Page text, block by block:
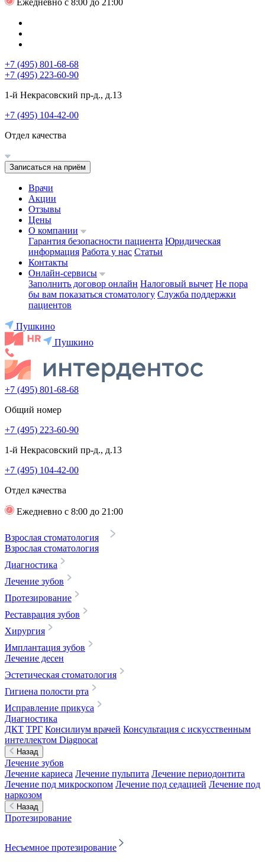
Ежедневно с 8:00 до 21:00
+7 (495) 801-68-68
+7 (495) 223-60-90
1-й Некрасовский пр-д., д.13
+7 (495) 104-42-00
Отдел качества
Записаться на приём
Врачи
Акции
Отзывы
Цены
О компании
Гарантия безопасности пациента Юридическая
информация Работа у нас Статьи
Контакты
Онлайн-сервисы
Заполнить договор онлайн Налоговый вычет Не пора
бы вам показаться стоматологу Служба поддержки
пациентов
Пушкино
Пушкино
+7 (495) 801-68-68
Общий номер
+7 (495) 223-60-90
1-й Некрасовский пр-д., д.13
+7 (495) 104-42-00
Отдел качества
Ежедневно с 8:00 до 21:00
Взрослая стоматология
Взрослая стоматология
Диагностика
Лечение зубов
Протезирование
Реставрация зубов
Хирургия
Имплантация зубов
Лечение десен
Эстетическая стоматология
Гигиена полости рта
Исправление прикуса
Диагностика
ДКТ ТРГ Консилиум врачей Консультация с искусственным
интеллектом Diagnocat
Назад
Лечение зубов
Лечение кариеса Лечение пульпита Лечение периодонтита
Лечение под микроскопом Лечение под седацией Лечение под
наркозом
Назад
Протезирование
Несъемное протезирование